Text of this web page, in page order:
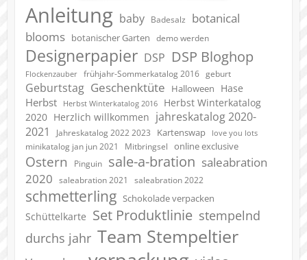
Anleitung baby Badesalz
botanical
blooms botanischer Garten demo werden
Designerpapier DSP DSP Bloghop
Flockenzauber frühjahr-Sommerkatalog 2016 geburt
Geburtstag Geschenktüte Halloween Hase
Herbst Herbst Winterkatalog 2016
Herbst Winterkatalog
2020 Herzlich willkommen jahreskatalog 2020-
2021
Jahreskatalog 2022 2023 Kartenswap love you lots
minikatalog jan jun 2021 Mitbringsel online exclusive
Ostern Pinguin sale-a-bration saleabration
2020
saleabration 2021 saleabration 2022
schmetterling Schokolade verpacken
Schüttelkarte Set Produktlinie stempelnd
durchs jahr Team Stempeltier